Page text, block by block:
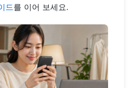
드를 이어 보세요.